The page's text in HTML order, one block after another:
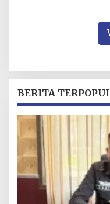
BERITA